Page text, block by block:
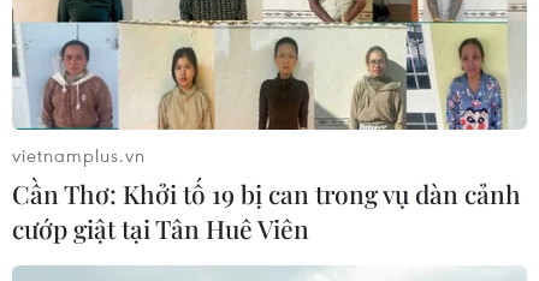
vietnamplus.vn
Cần Thơ: Khởi tố 19 bị can trong vụ dàn cảnh
cướp giật tại Tân Huê Viên